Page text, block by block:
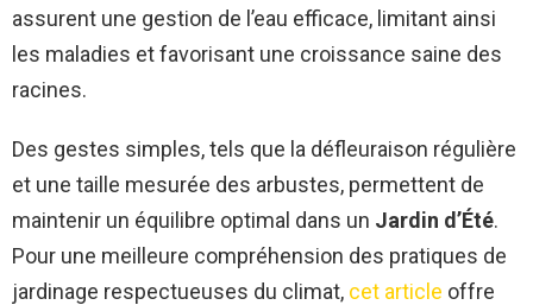
assurent une gestion de l’eau efficace, limitant ainsi
les maladies et favorisant une croissance saine des
racines.
Des gestes simples, tels que la défleuraison régulière
et une taille mesurée des arbustes, permettent de
maintenir un équilibre optimal dans un Jardin d’Été.
Pour une meilleure compréhension des pratiques de
jardinage respectueuses du climat, cet article offre